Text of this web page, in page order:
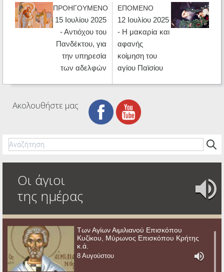
ΠΡΟΗΓΟΥΜΕΝΟ
15 Ιουλίου 2025
- Αντιόχου του
Πανδέκτου, για
την υπηρεσία
των αδελφών
ΕΠΟΜΕΝΟ
12 Ιουλίου 2025
- Η μακαρία και
αφανής
κοίμηση του
αγίου Παϊσίου
Ακολουθήστε μας
Οι άγιοι
της ημέρας
Των Αγίων Αιμιλιανού Επισκόπου
Κυζίκου, Μύρωνος Επισκόπου Κρήτης
κ.ά.
8 Αυγούστου